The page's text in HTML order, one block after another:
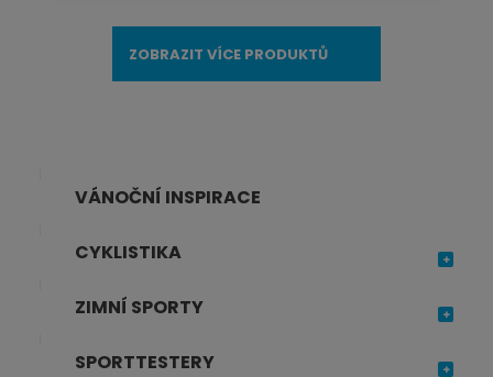
n
i
t
e
ZOBRAZIT VÍCE PRODUKTŮ
VÁNOČNÍ INSPIRACE
CYKLISTIKA
ZIMNÍ SPORTY
SPORTTESTERY